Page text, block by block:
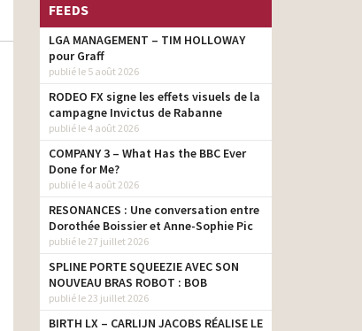
FEEDS
LGA MANAGEMENT – TIM HOLLOWAY
pour Graff
publié le 5 août 2026
RODEO FX signe les effets visuels de la
campagne Invictus de Rabanne
publié le 4 août 2026
COMPANY 3 – What Has the BBC Ever
Done for Me?
publié le 4 août 2026
RESONANCES : Une conversation entre
Dorothée Boissier et Anne-Sophie Pic
publié le 27 juillet 2026
SPLINE PORTE SQUEEZIE AVEC SON
NOUVEAU BRAS ROBOT : BOB
publié le 23 juillet 2026
BIRTH LX – CARLIJN JACOBS RÉALISE LE